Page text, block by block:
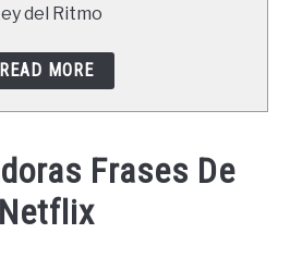
del Ritmo
READ MORE
Frases De
Netflix